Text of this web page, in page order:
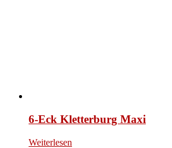
6-Eck Kletterburg Maxi
Weiterlesen